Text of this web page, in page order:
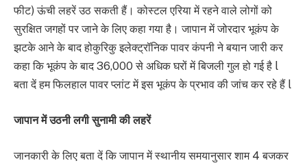
फीट) ऊंची लहरें उठ सकती हैं। कोस्टल एरिया में रहने वाले लोगों को
सुरक्षित जगहों पर जाने के लिए कहा गया है। जापान में जोरदार भूकंप के
झटके आने के बाद होकुरिकु इलेक्ट्रॉनिक पावर कंपनी ने बयान जारी कर
कहा कि भूकंप के बाद 36,000 से अधिक घरों में बिजली गुल हो गई है l
बता दें हम फिलहाल पावर प्लांट में इस भूकंप के प्रभाव की जांच कर रहे हैं l
जापान में उठनी लगी सुनामी की लहरें
जानकारी के लिए बता दें कि जापान में स्थानीय समयानुसार शाम 4 बजकर